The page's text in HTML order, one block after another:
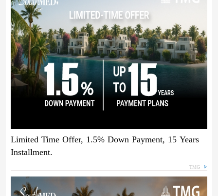
Limited Time Offer, 1.5% Down Payment, 15 Years
Installment.
TMG